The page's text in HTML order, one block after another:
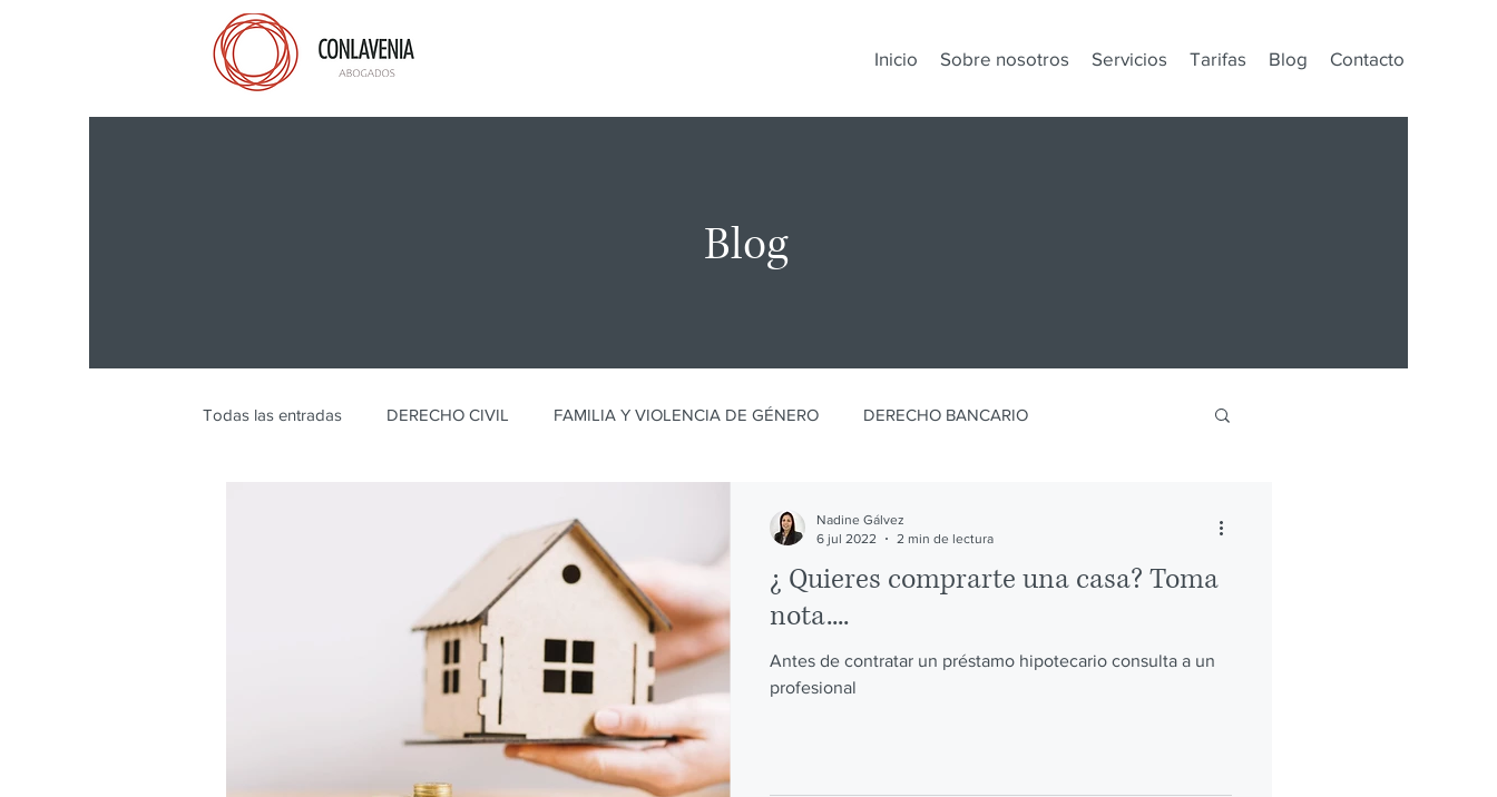
Inicio Sobre nosotros Servicios Tarifas Blog Contacto
Blog
Todas las entradas DERECHO CIVIL FAMILIA Y VIOLENCIA DE GÉNERO DERECHO BANCARIO
GESTIÓN JURÍDICA TERAPIA FAMILIAR Y CONFLICTIVIDAD D
¿ Quieres comprarte una casa? Toma
nota....
Antes de contratar un préstamo hipotecario consulta a un
profesional
Nadine Gálvez
6 jul 2022
2 min de lectura